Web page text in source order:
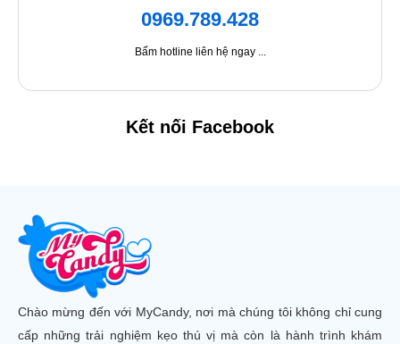
0969.789.428
Bấm hotline liên hệ ngay ...
Kết nối Facebook
Chào mừng đến với MyCandy, nơi mà chúng tôi không chỉ cung
cấp những trải nghiệm kẹo thú vị mà còn là hành trình khám